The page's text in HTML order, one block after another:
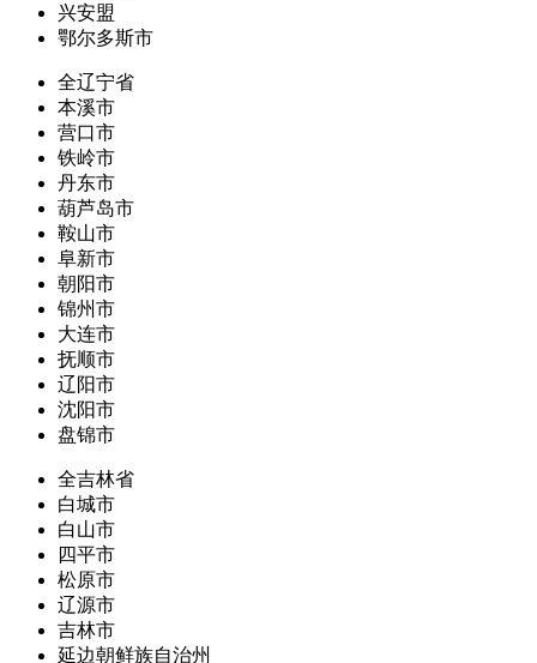
兴安盟
鄂尔多斯市
全辽宁省
本溪市
营口市
铁岭市
丹东市
葫芦岛市
鞍山市
阜新市
朝阳市
锦州市
大连市
抚顺市
辽阳市
沈阳市
盘锦市
全吉林省
白城市
白山市
四平市
松原市
辽源市
吉林市
延边朝鲜族自治州